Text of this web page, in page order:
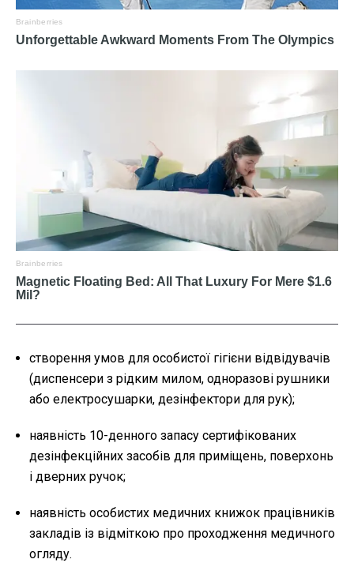
створення умов для особистої гігієни відвідувачів
(диспенсери з рідким милом, одноразові рушники
або електросушарки, дезінфектори для рук);
наявність 10-денного запасу сертифікованих
дезінфекційних засобів для приміщень, поверхонь
і дверних ручок;
наявність особистих медичних книжок працівників
закладів із відміткою про проходження медичного
огляду.